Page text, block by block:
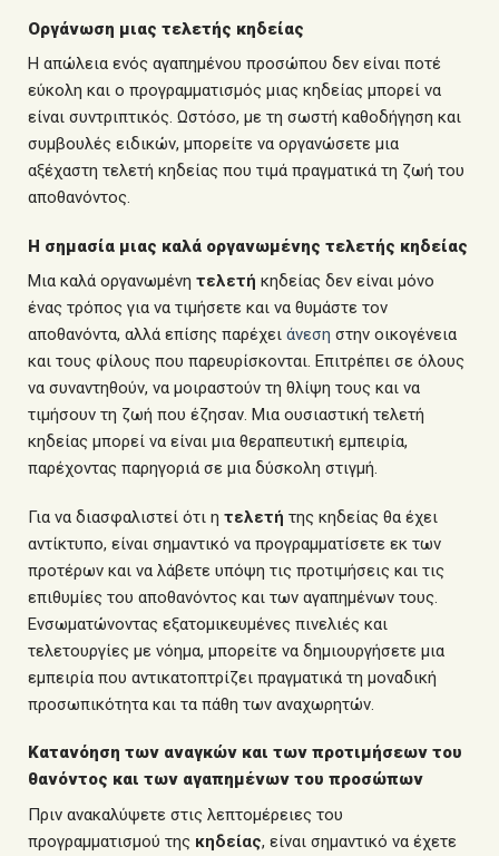
Οργάνωση μιας τελετής κηδείας
Η απώλεια ενός αγαπημένου προσώπου δεν είναι ποτέ
εύκολη και ο προγραμματισμός μιας κηδείας μπορεί να
είναι συντριπτικός. Ωστόσο, με τη σωστή καθοδήγηση και
συμβουλές ειδικών, μπορείτε να οργανώσετε μια
αξέχαστη τελετή κηδείας που τιμά πραγματικά τη ζωή του
αποθανόντος.
Η σημασία μιας καλά οργανωμένης τελετής κηδείας
Μια καλά οργανωμένη τελετή κηδείας δεν είναι μόνο
ένας τρόπος για να τιμήσετε και να θυμάστε τον
αποθανόντα, αλλά επίσης παρέχει άνεση στην οικογένεια
και τους φίλους που παρευρίσκονται. Επιτρέπει σε όλους
να συναντηθούν, να μοιραστούν τη θλίψη τους και να
τιμήσουν τη ζωή που έζησαν. Μια ουσιαστική τελετή
κηδείας μπορεί να είναι μια θεραπευτική εμπειρία,
παρέχοντας παρηγοριά σε μια δύσκολη στιγμή.
Για να διασφαλιστεί ότι η τελετή της κηδείας θα έχει
αντίκτυπο, είναι σημαντικό να προγραμματίσετε εκ των
προτέρων και να λάβετε υπόψη τις προτιμήσεις και τις
επιθυμίες του αποθανόντος και των αγαπημένων τους.
Ενσωματώνοντας εξατομικευμένες πινελιές και
τελετουργίες με νόημα, μπορείτε να δημιουργήσετε μια
εμπειρία που αντικατοπτρίζει πραγματικά τη μοναδική
προσωπικότητα και τα πάθη των αναχωρητών.
Κατανόηση των αναγκών και των προτιμήσεων του
θανόντος και των αγαπημένων του προσώπων
Πριν ανακαλύψετε στις λεπτομέρειες του
προγραμματισμού της κηδείας, είναι σημαντικό να έχετε